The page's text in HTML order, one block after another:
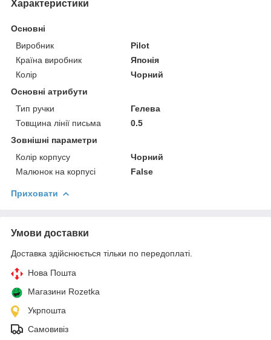
Характеристики
Основні
Виробник
Pilot
Країна виробник
Японія
Колір
Чорний
Основні атрибути
Тип ручки
Гелева
Товщина лінії письма
0.5
Зовнішні параметри
Колір корпусу
Чорний
Малюнок на корпусі
False
Приховати
Умови доставки
Доставка здійснюється тільки по передоплаті.
Нова Пошта
Магазини Rozetka
Укрпошта
Самовивіз